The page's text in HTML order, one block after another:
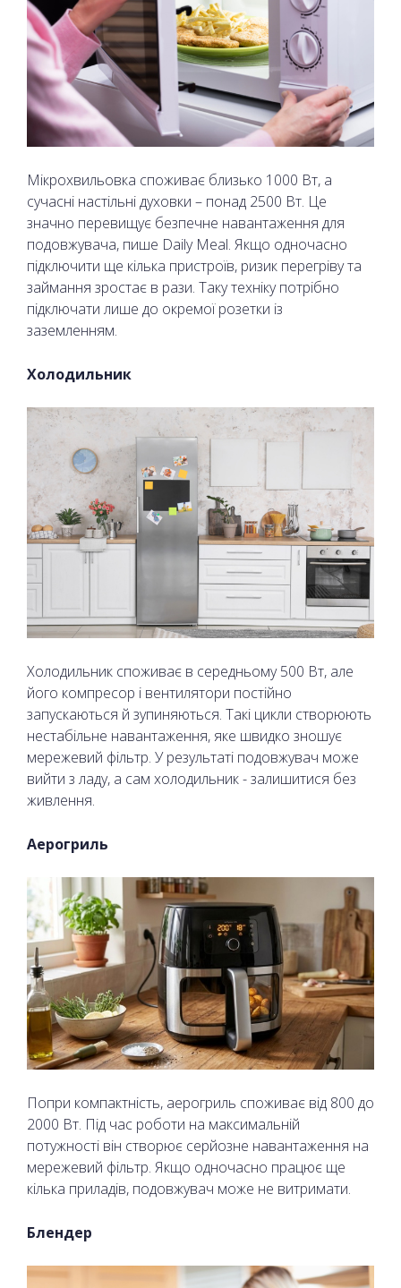
Мікрохвильовка споживає близько 1000 Вт, а
сучасні настільні духовки – понад 2500 Вт. Це
значно перевищує безпечне навантаження для
подовжувача, пише Daily Meal. Якщо одночасно
підключити ще кілька пристроїв, ризик перегріву та
займання зростає в рази. Таку техніку потрібно
підключати лише до окремої розетки із
заземленням.
Холодильник
Холодильник споживає в середньому 500 Вт, але
його компресор і вентилятори постійно
запускаються й зупиняються. Такі цикли створюють
нестабільне навантаження, яке швидко зношує
мережевий фільтр. У результаті подовжувач може
вийти з ладу, а сам холодильник - залишитися без
живлення.
Аерогриль
Попри компактність, аерогриль споживає від 800 до
2000 Вт. Під час роботи на максимальній
потужності він створює серйозне навантаження на
мережевий фільтр. Якщо одночасно працює ще
кілька приладів, подовжувач може не витримати.
Блендер